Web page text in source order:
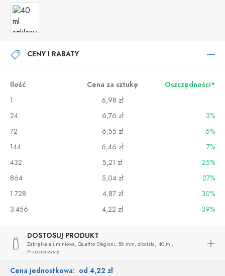
CENY I RABATY
Ilość Cena za sztukę
Oszczędności*
1
6,98 zł
24
6,76 zł
3%
72
6,55 zł
6%
144
6,46 zł
7%
432
5,21 zł
25%
864
5,04 zł
27%
1.728
4,87 zł
30%
3.456
4,22 zł 39%
DOSTOSUJ PRODUKT
Zakrętka aluminiowa, Quattro Stagioni, 56 mm, złocista, 40 ml,
Przezroczysty
Cena jednostkowa: od 4,22 zł